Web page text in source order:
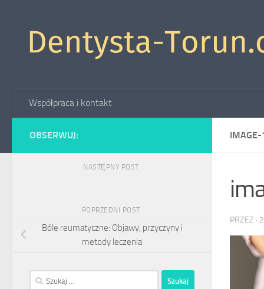
Współpraca i kontakt
PRZEZ ·
OBSERWUJ:
NASTĘPNY POST
POPRZEDNI POST
Bóle reumatyczne: Objawy, przyczyny i
metody leczenia
Szukaj: